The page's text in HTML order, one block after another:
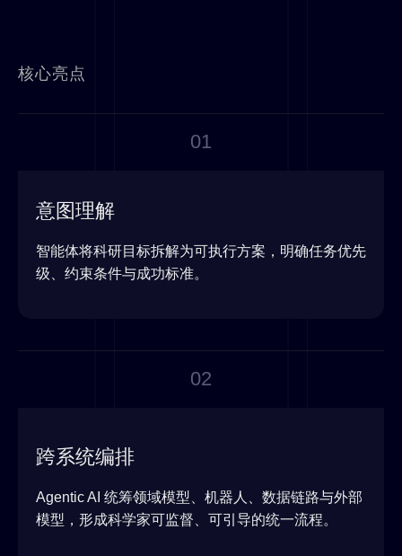
核心亮点
01
意图理解
智能体将科研目标拆解为可执行方案，明确任务优先
级、约束条件与成功标准。
02
跨系统编排
Agentic AI 统筹领域模型、机器人、数据链路与外部
模型，形成科学家可监督、可引导的统一流程。